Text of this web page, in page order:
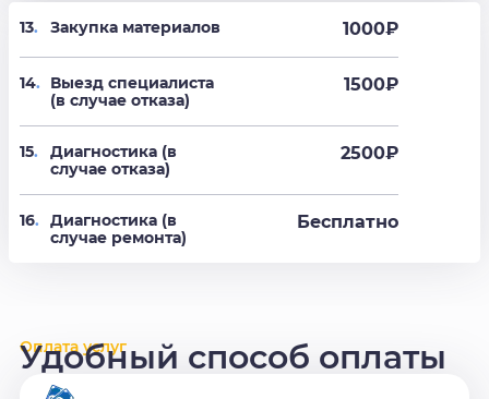
13. Закупка материалов 1000₽
14.
Выезд специалиста
(в случае отказа)
1500₽
15.
Диагностика (в
случае отказа)
2500₽
16.
Диагностика (в
случае ремонта)
Бесплатно
Оплата услуг
Удобный способ оплаты